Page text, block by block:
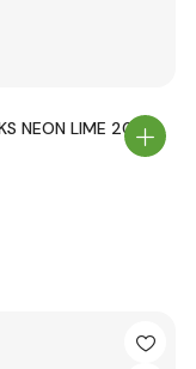
NEON LIME 2024